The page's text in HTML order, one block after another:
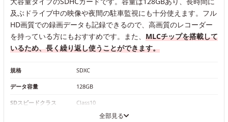
及ぶドライブ中の映像や夜間の駐車監視にも十分使えます。フル
HD画質での録画データも記録できるので、高画質のレコーダー
を持っている方にもおすすめです。また、 MLCチップを搭載して
いるため、長く繰り返し使うことができます。
規格 SDXC
データ容量 128GB
SDスピードクラス Class10
全部見る